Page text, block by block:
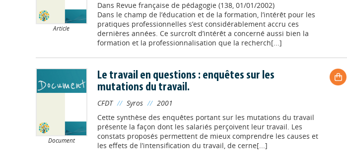
Article
Dans Revue française de pédagogie (138, 01/01/2002)
Dans le champ de l’éducation et de la formation, l’intérêt pour les
pratiques professionnelles s’est considérablement accru ces
dernières années. Ce surcroît d’intérêt a concerné aussi bien la
formation et la professionnalisation que la recherch[...]
Document
Le travail en questions : enquêtes sur les
mutations du travail.
CFDT // Syros // 2001
Cette synthèse des enquêtes portant sur les mutations du travail
présente la façon dont les salariés perçoivent leur travail. Les
constats proposés permettent de mieux comprendre les causes et
les effets de l’intensification du travail, de cerne[...]